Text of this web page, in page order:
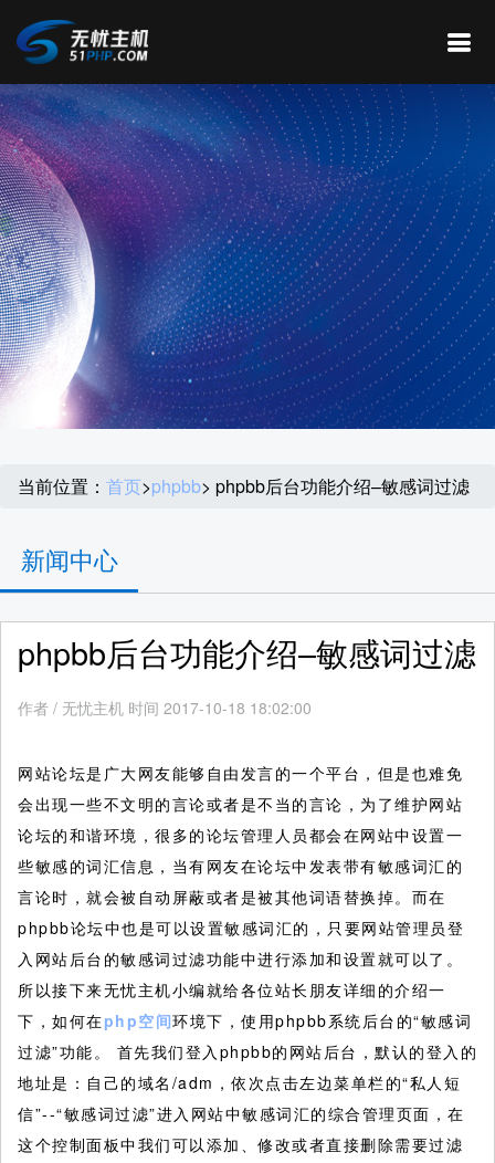
当前位置： 首页>phpbb> phpbb后台功能介绍–敏感词过滤
新闻中心
phpbb后台功能介绍–敏感词过滤
作者 / 无忧主机 时间 2017-10-18 18:02:00
网站论坛是广大网友能够自由发言的一个平台，但是也难免
会出现一些不文明的言论或者是不当的言论，为了维护网站
论坛的和谐环境，很多的论坛管理人员都会在网站中设置一
些敏感的词汇信息，当有网友在论坛中发表带有敏感词汇的
言论时，就会被自动屏蔽或者是被其他词语替换掉。而在
phpbb论坛中也是可以设置敏感词汇的，只要网站管理员登
入网站后台的敏感词过滤功能中进行添加和设置就可以了。
所以接下来无忧主机小编就给各位站长朋友详细的介绍一
下，如何在php空间环境下，使用phpbb系统后台的“敏感词
过滤”功能。
首先我们登入phpbb的网站后台，默认的登入的
地址是：自己的域名/adm，依次点击左边菜单栏的“私人短
信”--“敏感词过滤”进入网站中敏感词汇的综合管理页面，在
这个控制面板中我们可以添加、修改或者直接删除需要过滤